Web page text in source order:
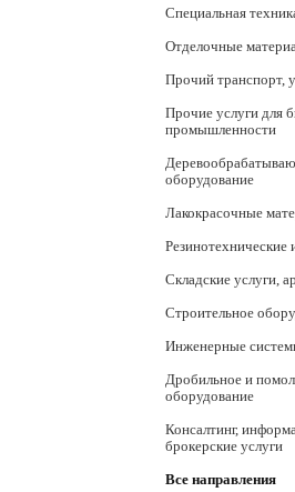
Специальная
Отделочные
Прочий транспорт,
Прочие услуги для
промышленности
оборудование
Лакокрасочные
Резинотехнические
Складские услуги,
Строительное
Инженерные
Дробильное и
оборудование
Консалтинг,
брокерские услуги
Все направления